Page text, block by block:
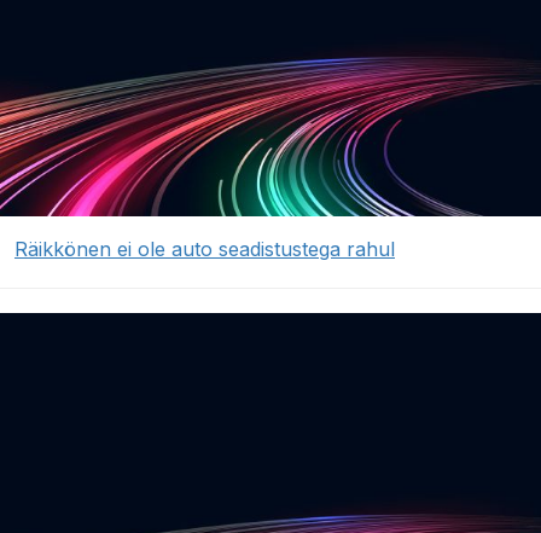
Räikkönen ei ole auto seadistustega rahul